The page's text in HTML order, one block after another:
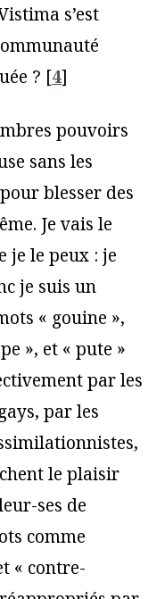
s’est
? [4]
pouvoirs
sans les
blesser des
Je vais le
je le peux : je
je suis un
« gouine »,
», et « pute »
par les
par les
le plaisir
ses de
comme
« contre-